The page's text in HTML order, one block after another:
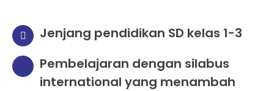
Jenjang pendidikan SD kelas 1-3
Pembelajaran dengan silabus
international yang menambah